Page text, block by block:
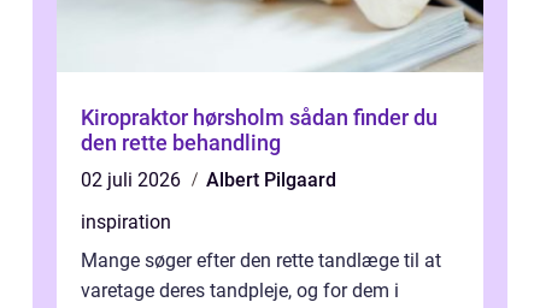
Kiropraktor hørsholm sådan finder du
den rette behandling
02 juli 2026
Albert Pilgaard
inspiration
Mange søger efter den rette tandlæge til at
varetage deres tandpleje, og for dem i